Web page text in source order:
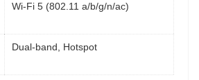
Wi-Fi 5 (802.11 a/b/g/n/ac)
Dual-band, Hotspot